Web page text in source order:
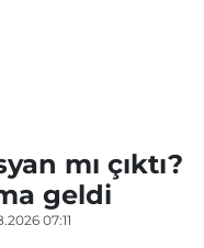
mı çıktı?
geldi
07:11